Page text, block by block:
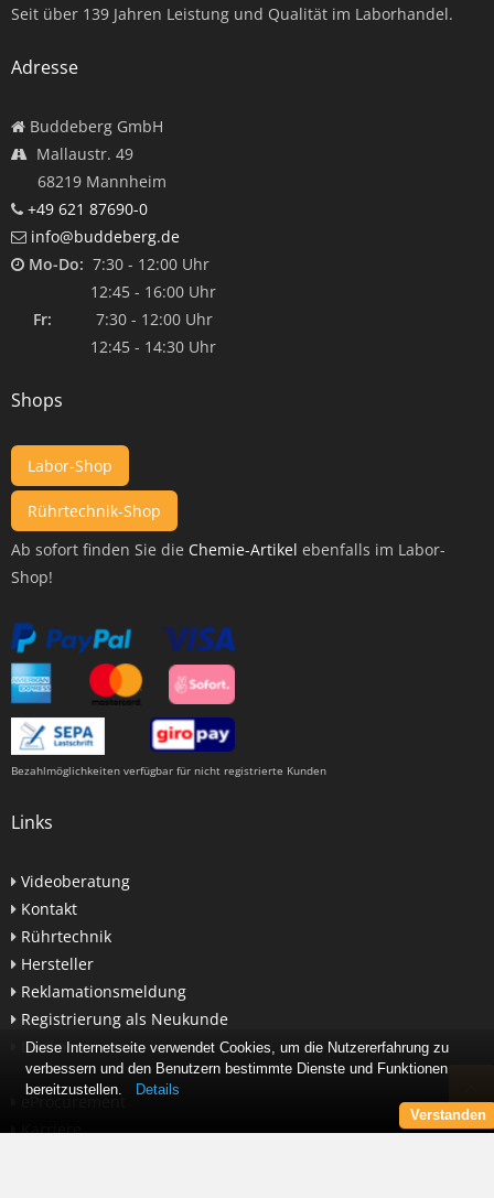
Seit über 139 Jahren Leistung und Qualität im Laborhandel.
Adresse
Buddeberg GmbH
Mallaustr. 49
68219 Mannheim
+49 621 87690-0
info@buddeberg.de
Mo-Do: 7:30 - 12:00 Uhr
12:45 - 16:00 Uhr
Fr: 7:30 - 12:00 Uhr
12:45 - 14:30 Uhr
Shops
Labor-Shop
Rührtechnik-Shop
Ab sofort finden Sie die Chemie-Artikel ebenfalls im Labor-
Shop!
Bezahlmöglichkeiten verfügbar für nicht registrierte Kunden
Links
Videoberatung
Kontakt
Rührtechnik
Hersteller
Reklamationsmeldung
Registrierung als Neukunde
Lexikon
eProcurement
Karriere
Diese Internetseite verwendet Cookies, um die Nutzererfahrung zu
verbessern und den Benutzern bestimmte Dienste und Funktionen
bereitzustellen.
Details
Verstanden